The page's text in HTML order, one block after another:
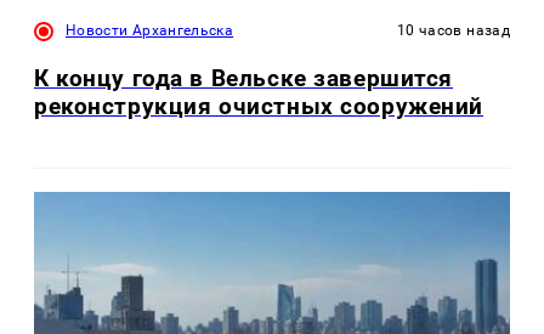
Новости Архангельска 10 часов назад
К концу года в Вельске завершится
реконструкция очистных сооружений